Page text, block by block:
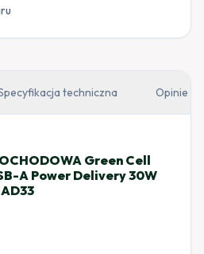
techniczna Opinie
Green Cell
A Power Delivery 30W